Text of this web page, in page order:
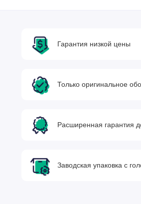
Гарантия низкой цены
Только оригинальное
Расширенная гарантия
Заводская упаковка с